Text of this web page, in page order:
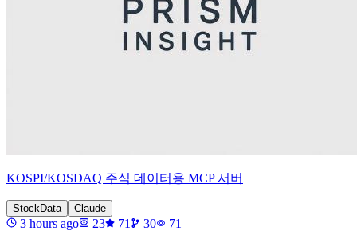
KOSPI/KOSDAQ 주식 데이터용 MCP 서버
StockData Claude
3 hours ago 23 71 30 71